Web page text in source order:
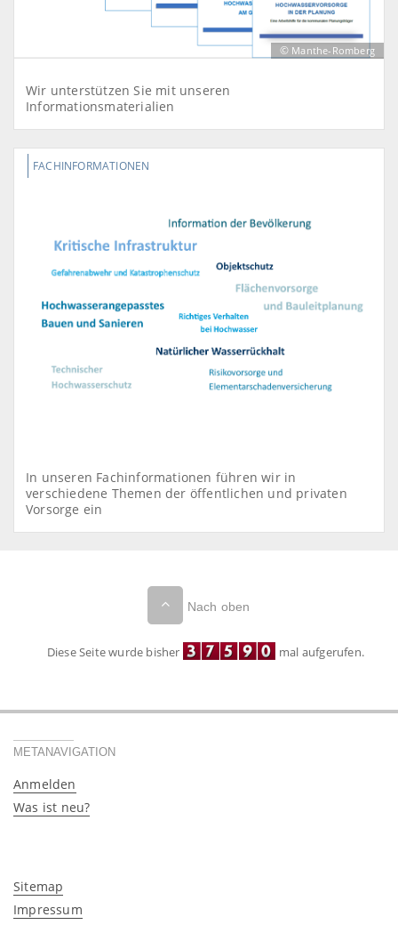
© Manthe-Romberg
Wir unterstützen Sie mit unseren
Informationsmaterialien
FACHINFORMATIONEN
In unseren Fachinformationen führen wir in
verschiedene Themen der öffentlichen und privaten
Vorsorge ein
Nach oben
Diese Seite wurde bisher mal aufgerufen.
METANAVIGATION
Anmelden
Was ist neu?
Sitemap
Impressum